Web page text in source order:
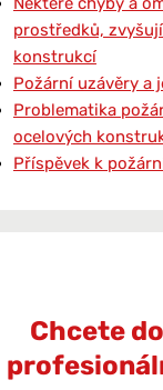
prostředků,
konstrukcí
Požární uzávěry a
Problematika
ocelových
Příspěvek k
Chcete